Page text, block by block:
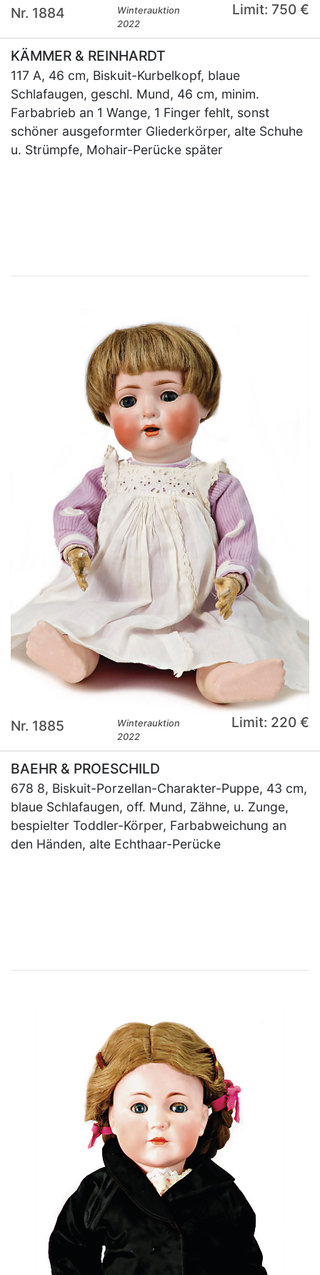
Nr. 1884
Winterauktion
2022
Limit: 750 €
KÄMMER & REINHARDT
117 A, 46 cm, Biskuit-Kurbelkopf, blaue
Schlafaugen, geschl. Mund, 46 cm, minim.
Farbabrieb an 1 Wange, 1 Finger fehlt, sonst
schöner ausgeformter Gliederkörper, alte Schuhe
u. Strümpfe, Mohair-Perücke später
Nr. 1885
Winterauktion
2022
Limit: 220 €
BAEHR & PROESCHILD
678 8, Biskuit-Porzellan-Charakter-Puppe, 43 cm,
blaue Schlafaugen, off. Mund, Zähne, u. Zunge,
bespielter Toddler-Körper, Farbabweichung an
den Händen, alte Echthaar-Perücke